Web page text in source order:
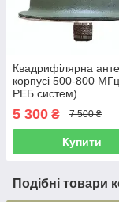
Квадрифілярна
корпусі 500-800
РЕБ систем)
5 300 ₴ 7 500 ₴
Купити
Подібні товари